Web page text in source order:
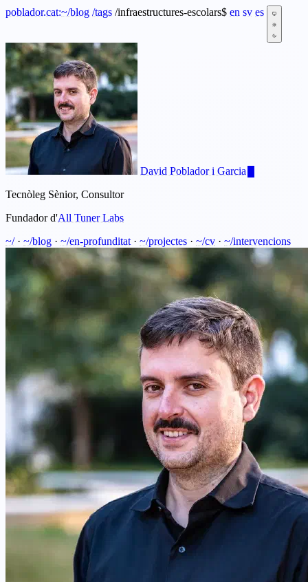
poblador.cat:~/blog /tags /infraestructures-escolars$ en sv es
David Poblador i Garcia
Tecnòleg Sènior, Consultor
Fundador d'All Tuner Labs
~/ · ~/blog · ~/en-profunditat · ~/projectes · ~/cv · ~/intervencions